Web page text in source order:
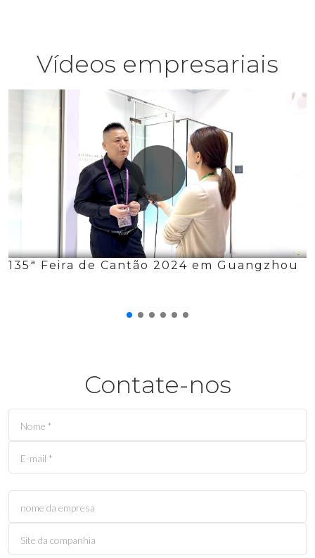
Vídeos empresariais
135ª Feira de Cantão 2024 em Guangzhou
Contate-nos
Nome *
E-mail *
nome da empresa
Site da companhia